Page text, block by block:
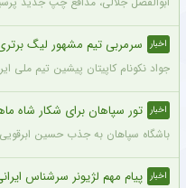
اخبار سرمربی تیم مشهور لیگ
جواد نکونام کاپیتان پیشین تیم ملی
اخبار تور سپاهان برای شکار شاه
باشگاه سپاهان به جذب حسین
اخبار پیام مهم لژیونر سرشناس